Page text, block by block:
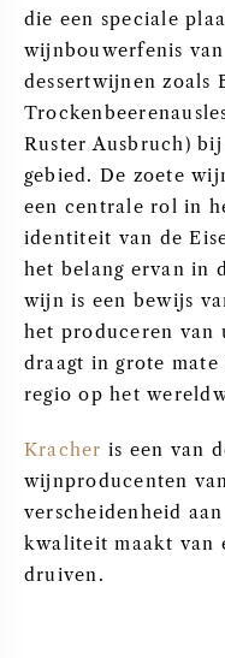
die een speciale
wijnbouwerfenis
dessertwijnen zoals
Ruster Ausbruch)
gebied. De zoete
een centrale rol in
identiteit van de
het belang ervan in
wijn is een bewijs
het produceren van
draagt in grote
regio op het
Kracher is een van
wijnproducenten
verscheidenheid
kwaliteit maakt van
druiven.